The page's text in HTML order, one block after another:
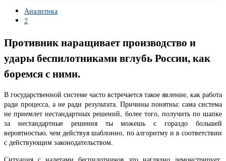
Аналитика
2
Противник наращивает производство и
удары беспилотниками вглубь России, как
боремся с ними.
В государственной системе часто встречается такое явление, как работа
ради процесса, а не ради результата. Причины понятны: сама система
не приемлет нестандартных решений, более того, получить по шапке
за нестандартные решения ты можешь с гораздо большей
вероятностью, чем действуя шаблонно, по алгоритму и в соответствии
с действующим законодательством.
Ситуация с налетами беспилотников это наглядно демонстрирует.